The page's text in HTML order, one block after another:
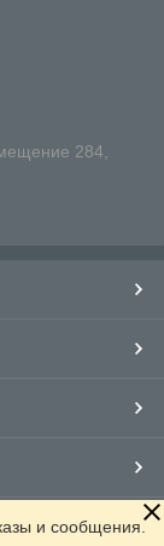
284,
и сообщения.